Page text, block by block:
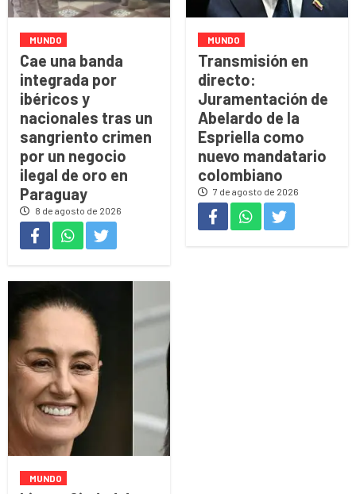
MUNDO
Cae una banda
integrada por
ibéricos y
nacionales tras un
sangriento crimen
por un negocio
ilegal de oro en
Paraguay
8 de agosto de 2026
MUNDO
Transmisión en
directo:
Juramentación de
Abelardo de la
Espriella como
nuevo mandatario
colombiano
7 de agosto de 2026
MUNDO